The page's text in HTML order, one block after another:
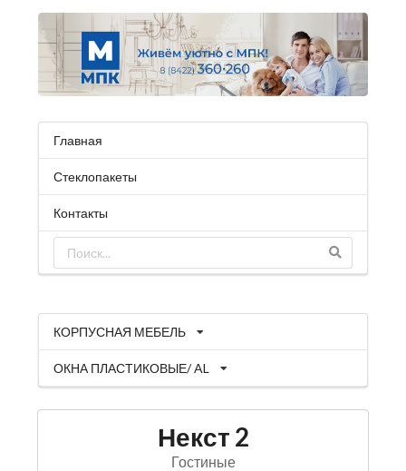
Главная
Стеклопакеты
Контакты
КОРПУСНАЯ МЕБЕЛЬ
ОКНА ПЛАСТИКОВЫЕ/ AL
Некст 2
Гостиные